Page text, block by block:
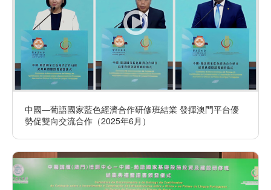
中國—葡語國家藍色經濟合作研修班結業 發揮澳門平台優
勢促雙向交流合作（2025年6月）